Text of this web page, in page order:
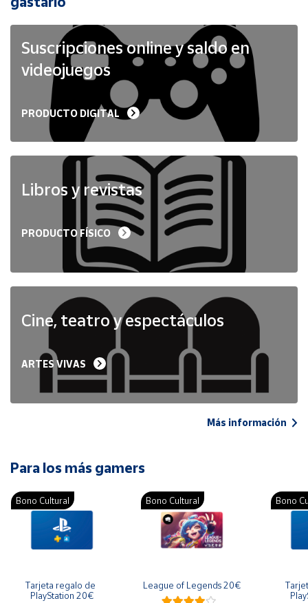
Ubicación
Península
Baleares
Melilla
Suscripciones online y saldo en
videojuegos
PRODUCTO DIGITAL
Libros y revistas
PRODUCTO FÍSICO
Cine, teatro y espectáculos
ARTES VIVAS
Más información
Para los más gamers
Bono Cultural
Tarjeta regalo de
PlayStation 20€
Bono Cultural
League of Legends 20€
Bono